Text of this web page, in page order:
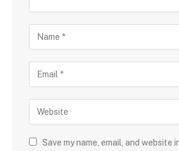
Save my name, email, and website